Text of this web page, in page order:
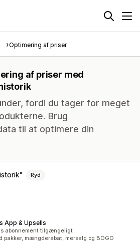
Optimering af priser
af priser med
fordi du tager for meget
Brug
til at optimere din
Ryd
App & Upsells
altabonnement tilgængeligt
pakker, mængderabat, mersalg og BOGO